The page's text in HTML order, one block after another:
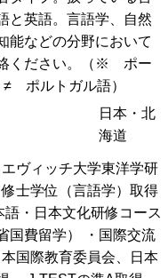
と英語。言語学、自然
能などの分野において
ください。（※ ポー
ポルトガル語）
日本・北
海道
エヴィッチ大学東洋学研
士学位（言語学）取得
語・日本文化研修コース
国費留学） ・国際交流
国際教育委員会、日本